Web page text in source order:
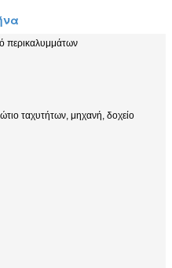
περικαλυμμάτων
ταχυτήτων, μηχανή, δοχείο